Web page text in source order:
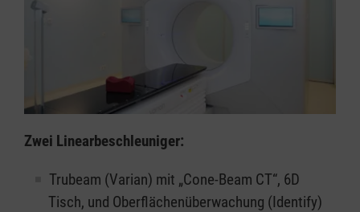
Zwei Linearbeschleuniger:
Trubeam (Varian) mit „Cone-Beam CT“, 6D
Tisch, und Oberflächenüberwachung (Identify)